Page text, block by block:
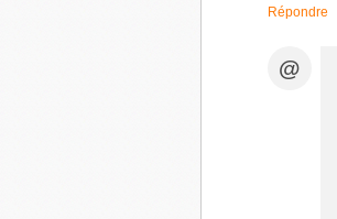
Répondre
@